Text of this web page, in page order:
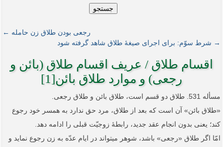
جستجو
رجعی بودن طلاق زن حامله ←
→ شرط سوّم: برای اجرای صیغۀ طلاق شاهد گرفته شود
اقسام طلاق / عریف اقسام طلاق (بائن و
رجعی) و موارد طلاق بائن[1]
مسأله 531. طلاق دو قسم است، طلاق بائن و طلاق رجعی.
«طلاق بائن» آن است که بعد از طلاق، مرد حق ندارد به همسر خود رجوع
کند؛ یعنی بدون انجام عقد جدید، رابطۀ زوجیّت قبلی را ادامه دهد.
امّا اگر طلاق «رجعی» باشد، شوهر می‏تواند در ایام عدّه به زن رجوع نماید و